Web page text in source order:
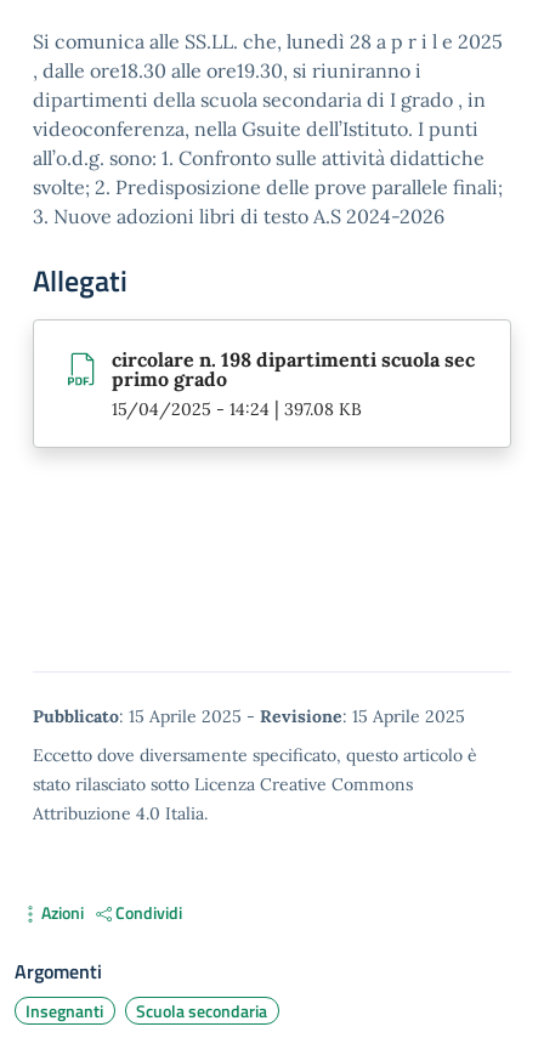
Si comunica alle SS.LL. che, lunedì 28 a p r i l e 2025
, dalle ore18.30 alle ore19.30, si riuniranno i
dipartimenti della scuola secondaria di I grado , in
videoconferenza, nella Gsuite dell’Istituto. I punti
all’o.d.g. sono: 1. Confronto sulle attività didattiche
svolte; 2. Predisposizione delle prove parallele finali;
3. Nuove adozioni libri di testo A.S 2024-2026
Allegati
circolare n. 198 dipartimenti scuola sec
primo grado
15/04/2025 - 14:24 | 397.08 KB
Metadata
Pubblicato: 15 Aprile 2025 - Revisione: 15 Aprile 2025
Eccetto dove diversamente specificato, questo articolo è
stato rilasciato sotto Licenza Creative Commons
Attribuzione 4.0 Italia.
Azioni Condividi
Argomenti
Insegnanti Scuola secondaria